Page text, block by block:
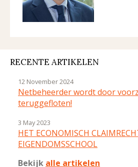
RECENTE ARTIKELEN
12 November 2024
Netbeheerder wordt door
teruggefloten!
3 May 2023
HET ECONOMISCH
EIGENDOMSSCHOOL
Bekijk alle artikelen